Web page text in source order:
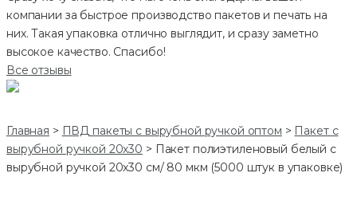
компании за быстрое производство пакетов и печать на
них. Такая упаковка отлично выглядит, и сразу заметно
высокое качество. Спасибо!
Все отзывы
Главная > ПВД пакеты с вырубной ручкой оптом > Пакет с
вырубной ручкой 20х30 > Пакет полиэтиленовый белый с
вырубной ручкой 20х30 см/ 80 мкм (5000 штук в упаковке)